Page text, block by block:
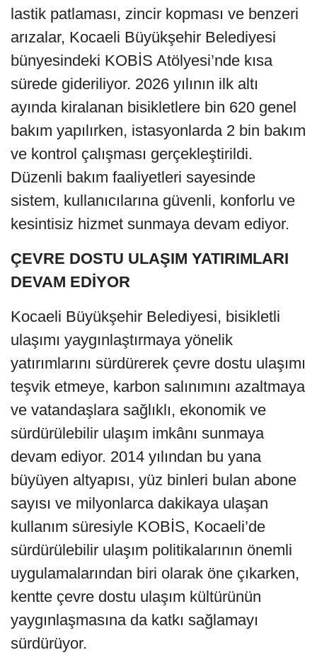
lastik patlaması, zincir kopması ve benzeri
arızalar, Kocaeli Büyükşehir Belediyesi
bünyesindeki KOBİS Atölyesi’nde kısa
sürede gideriliyor. 2026 yılının ilk altı
ayında kiralanan bisikletlere bin 620 genel
bakım yapılırken, istasyonlarda 2 bin bakım
ve kontrol çalışması gerçekleştirildi.
Düzenli bakım faaliyetleri sayesinde
sistem, kullanıcılarına güvenli, konforlu ve
kesintisiz hizmet sunmaya devam ediyor.
ÇEVRE DOSTU ULAŞIM YATIRIMLARI
DEVAM EDİYOR
Kocaeli Büyükşehir Belediyesi, bisikletli
ulaşımı yaygınlaştırmaya yönelik
yatırımlarını sürdürerek çevre dostu ulaşımı
teşvik etmeye, karbon salınımını azaltmaya
ve vatandaşlara sağlıklı, ekonomik ve
sürdürülebilir ulaşım imkânı sunmaya
devam ediyor. 2014 yılından bu yana
büyüyen altyapısı, yüz binleri bulan abone
sayısı ve milyonlarca dakikaya ulaşan
kullanım süresiyle KOBİS, Kocaeli’de
sürdürülebilir ulaşım politikalarının önemli
uygulamalarından biri olarak öne çıkarken,
kentte çevre dostu ulaşım kültürünün
yaygınlaşmasına da katkı sağlamayı
sürdürüyor.